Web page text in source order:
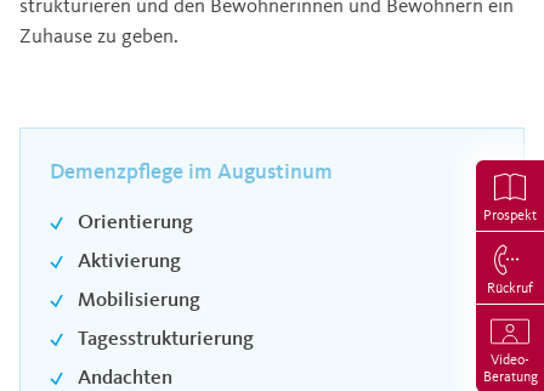
Prospekt
Rückruf
Video-
Beratung
Zuhause zu geben.
Demenzpflege im Augustinum
Orientierung
Aktivierung
Mobilisierung
Tagesstrukturierung
Andachten